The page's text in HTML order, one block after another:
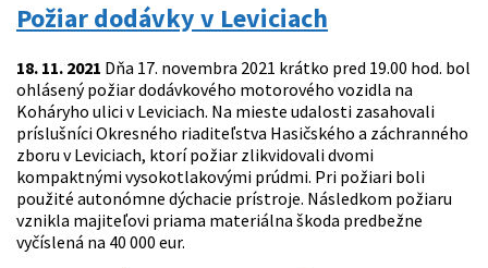
Požiar dodávky v Leviciach
18. 11. 2021 Dňa 17. novembra 2021 krátko pred 19.00 hod. bol
ohlásený požiar dodávkového motorového vozidla na
Koháryho ulici v Leviciach. Na mieste udalosti zasahovali
príslušníci Okresného riaditeľstva Hasičského a záchranného
zboru v Leviciach, ktorí požiar zlikvidovali dvomi
kompaktnými vysokotlakovými prúdmi. Pri požiari boli
použité autonómne dýchacie prístroje. Následkom požiaru
vznikla majiteľovi priama materiálna škoda predbežne
vyčíslená na 40 000 eur.